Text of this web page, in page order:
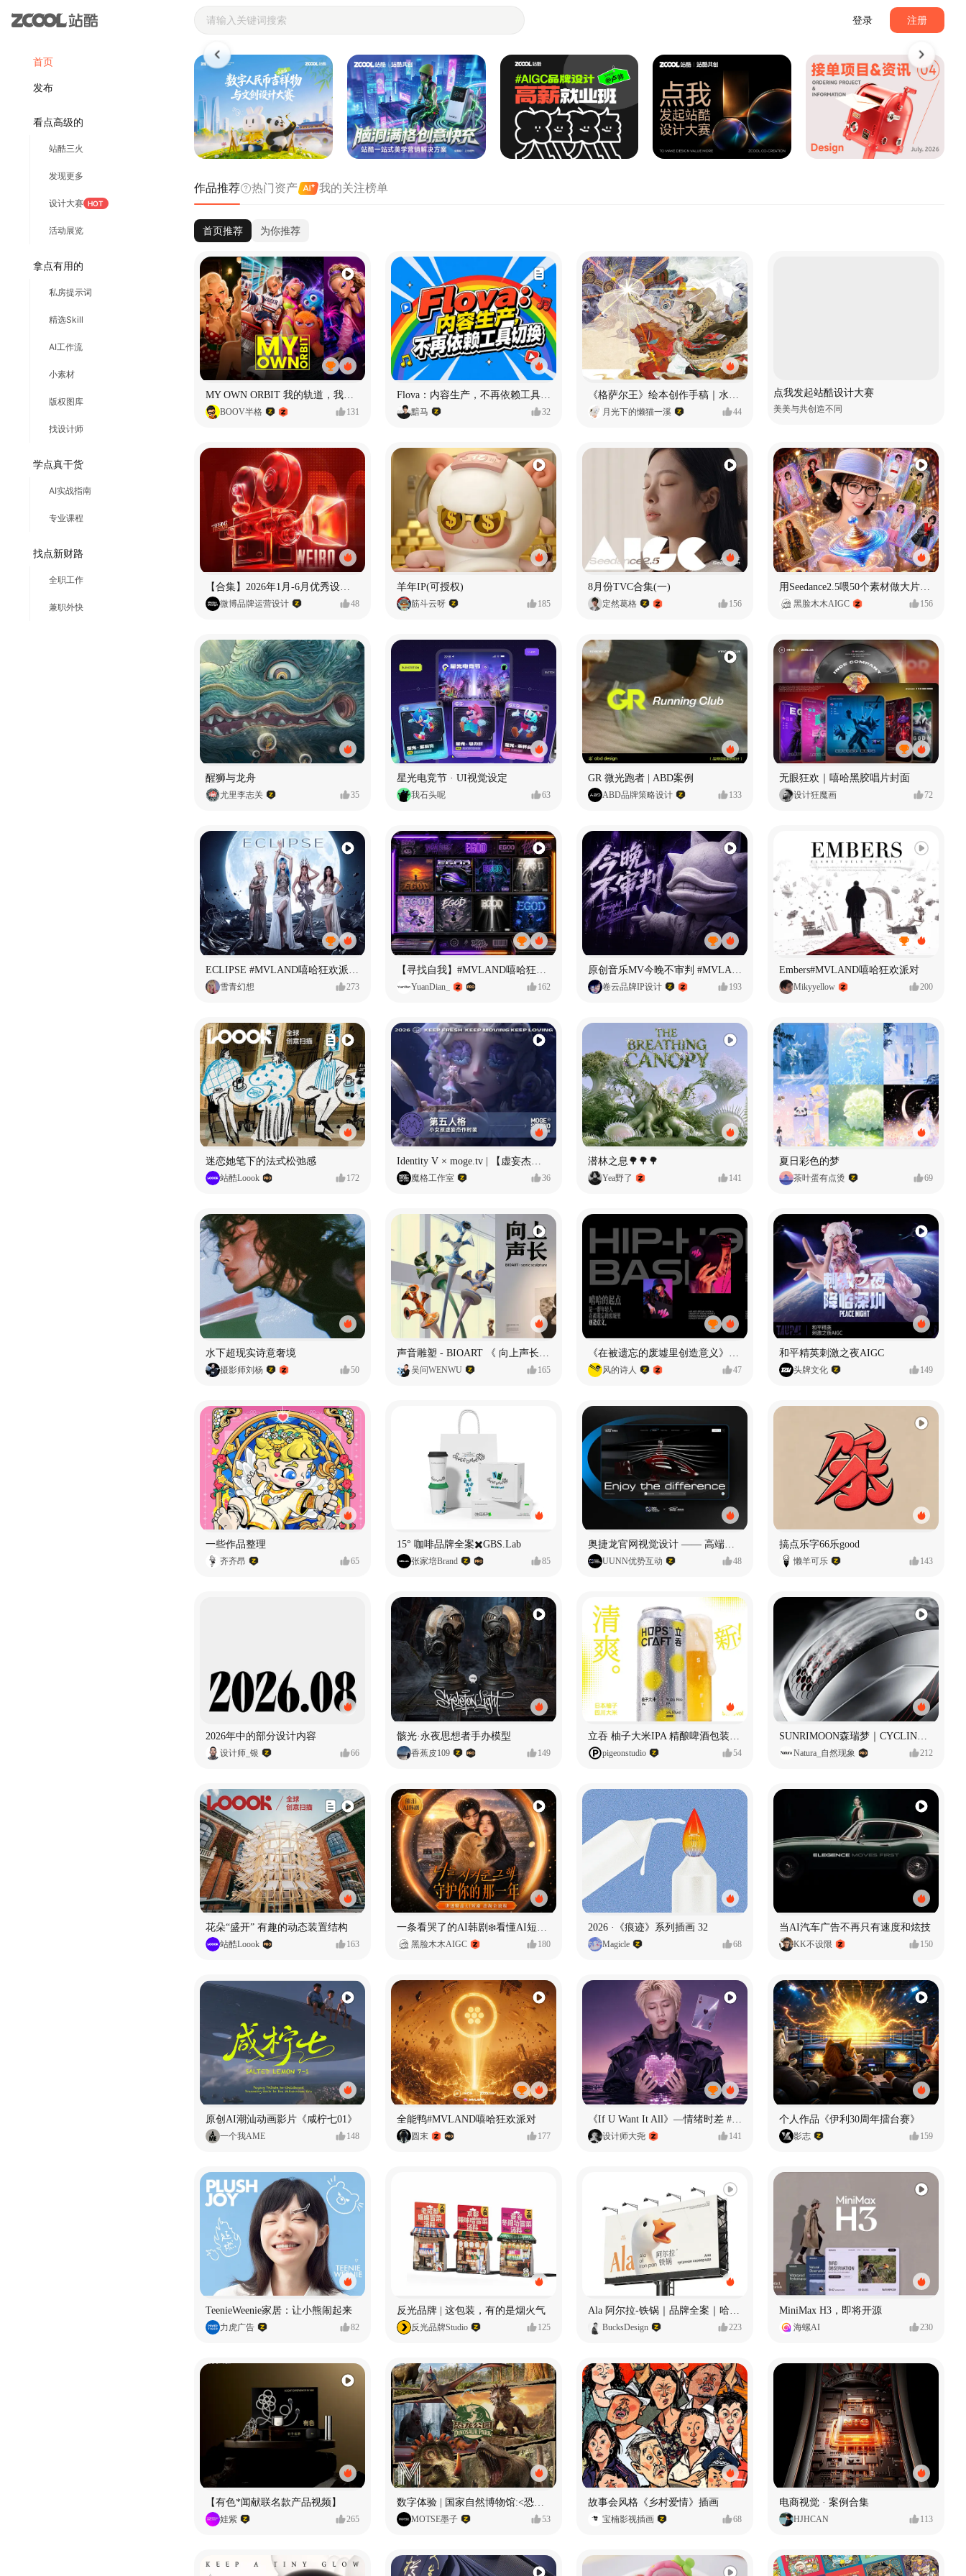
首页
发布
看点高级的
站酷三火
发现更多
设计大赛 HOT
活动展览
拿点有用的
私房提示词
精选Skill
AI工作流
小素材
版权图库
找设计师
学点真干货
AI实战指南
专业课程
找点新财路
全职工作
兼职外快
登录 注册
站酷ZCOOL - 设计师们都在站酷
作品推荐 热门资产 我的关注榜单
首页推荐 为你推荐
MY OWN ORBIT 我的轨道，我的定义#MVLAND嘻哈狂欢派对
BOOV半格 131
Flova：内容生产，不再依赖工具切换
黯马 32
《格萨尔王》绘本创作手稿｜水彩墨韵下的史诗回响
月光下的懒猫一溪 44
点我发起站酷设计大赛
美美与共创造不同
微博品牌运营设计 48
羊年IP(可授权)
筋斗云呀 185
8月份TVC合集(一)
定然葛格 156 黑脸木木AIGC 156
醒狮与龙舟
尤里李志关 35
星光电竞节 · UI视觉设定
我石头呢 63
GR 微光跑者 | ABD案例
ABD品牌策略设计 133
无眼狂欢｜嘻哈黑胶唱片封面
设计狂魔画 72
雪青幻想 273 YuanDian_ 162 卷云品牌IP设计 193
Embers#MVLAND嘻哈狂欢派对
Mikyyellow 200
迷恋她笔下的法式松弛感
站酷Loook 172
Identity V × moge.tv | 【虚妄杰作时装】“小女孩”
魔格工作室 36
潜林之息🌳🌳🌳
Yea野了 141
夏日彩色的梦
茶叶蛋有点烫 69
水下超现实诗意奢境
摄影师刘杨 50 吴问WENWU 165 风的诗人 47
和平精英刺激之夜AIGC
头牌文化 149
一些作品整理
齐齐昂 65
15° 咖啡品牌全案✖️GBS.Lab
张家培Brand 85
奥捷龙官网视觉设计 —— 高端网站建设
UUNN优势互动 48
搞点乐字66乐good
懒羊可乐 143
2026年中的部分设计内容
设计师_银 66
骸光·永夜思想者手办模型
香蕉皮109 149 pigeonstudio 54 Natura_自然现象 212
花朵“盛开” 有趣的动态装置结构
站酷Loook 163
一条看哭了的AI韩剧❄️看懂AI短剧出海全流程
黑脸木木AIGC 180
2026 ·《痕迹》系列插画 32
Magicle 68
当AI汽车广告不再只有速度和炫技
KK不设限 150
原创AI潮汕动画影片《咸柠七01》
一个我AME 148
全能鸭#MVLAND嘻哈狂欢派对
圆末 177 设计师大尧 141
个人作品《伊利30周年擂台赛》
影志 159
TeenieWeenie家居：让小熊闹起来
力虎广告 82
反光品牌 | 这包装，有的是烟火气
反光品牌Studio 125
Ala 阿尔拉-铁锅｜品牌全案｜哈尔滨
BucksDesign 223
MiniMax H3，即将开源
海螺AI 230
【有色*闻献联名款产品视频】
娃紫 265 MOTSE墨子 53
故事会风格《乡村爱情》插画
宝楠影视插画 68
电商视觉 · 案例合集
HJHCAN 113